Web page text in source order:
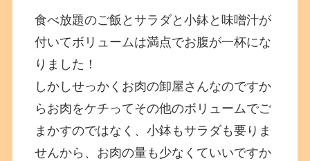
食べ放題のご飯とサラダと小鉢と味噌汁が
付いてボリュームは満点でお腹が一杯にな
りました！
しかしせっかくお肉の卸屋さんなのですか
らお肉をケチってその他のボリュームでご
まかすのではなく、小鉢もサラダも要りま
せんから、お肉の量も少なくていいですか